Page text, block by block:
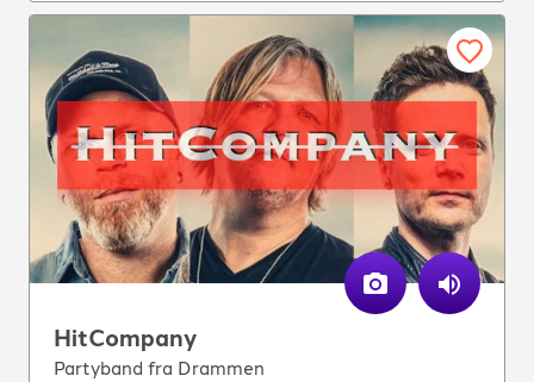
HitCompany
Partyband fra Drammen